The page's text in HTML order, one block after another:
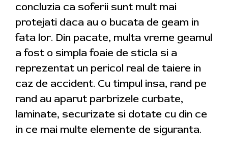
concluzia ca soferii sunt mult mai
protejati daca au o bucata de geam in
fata lor. Din pacate, multa vreme geamul
a fost o simpla foaie de sticla si a
reprezentat un pericol real de taiere in
caz de accident. Cu timpul insa, rand pe
rand au aparut parbrizele curbate,
laminate, securizate si dotate cu din ce
in ce mai multe elemente de siguranta.